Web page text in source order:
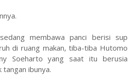
membawa panci berisi sup
di ruang makan, tiba-tiba Hutomo
Soeharto yang saat itu berusia
ibunya.